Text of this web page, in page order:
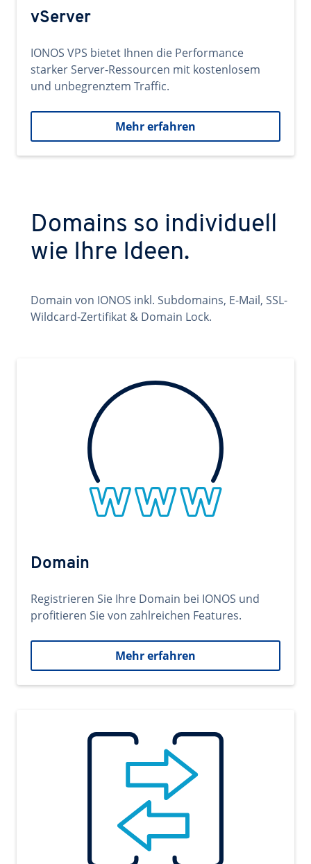
vServer
IONOS VPS bietet Ihnen die Performance
starker Server-Ressourcen mit kostenlosem
und unbegrenztem Traffic.
Mehr erfahren
Domains so individuell
wie Ihre Ideen.
Domain von IONOS inkl. Subdomains, E-Mail, SSL-
Wildcard-Zertifikat & Domain Lock.
Domain
Registrieren Sie Ihre Domain bei IONOS und
profitieren Sie von zahlreichen Features.
Mehr erfahren